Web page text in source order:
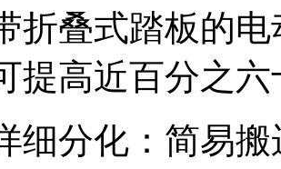
折叠式踏板的
提高近百分之六
细分化：简易